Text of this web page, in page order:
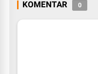
KOMENTAR 0